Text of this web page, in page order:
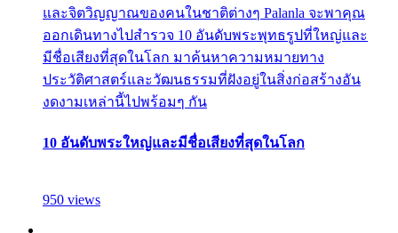
และจิตวิญญาณของคนในชาติต่างๆ Palanla จะพาคุณ
ออกเดินทางไปสำรวจ 10 อันดับพระพุทธรูปที่ใหญ่และ
มีชื่อเสียงที่สุดในโลก มาค้นหาความหมายทาง
ประวัติศาสตร์และวัฒนธรรมที่ฝังอยู่ในสิ่งก่อสร้างอัน
งดงามเหล่านี้ไปพร้อมๆ กัน
10 อันดับพระใหญ่และมีชื่อเสียงที่สุดในโลก
950 views